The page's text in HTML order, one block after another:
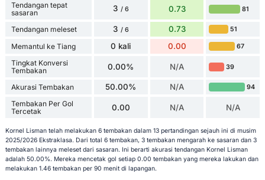
Tendangan tepat
sasaran
3 / 6 0.73 81
Tendangan meleset 3 / 6 0.73 51
Memantul ke Tiang 0 kali 0.00 67
Tingkat Konversi
Tembakan
0.00% N/A 39
Akurasi Tembakan 50.00% N/A 94
Tembakan Per Gol
Tercetak
0.00 N/A N/A
Kornel Lisman telah melakukan 6 tembakan dalam 13 pertandingan sejauh ini di musim
2025/2026 Ekstraklasa. Dari total 6 tembakan, 3 tembakan mengarah ke sasaran dan 3
tembakan lainnya meleset dari sasaran. Ini berarti akurasi tendangan Kornel Lisman
adalah 50.00%. Mereka mencetak gol setiap 0.00 tembakan yang mereka lakukan dan
melakukan 1.46 tembakan per 90 menit di lapangan.